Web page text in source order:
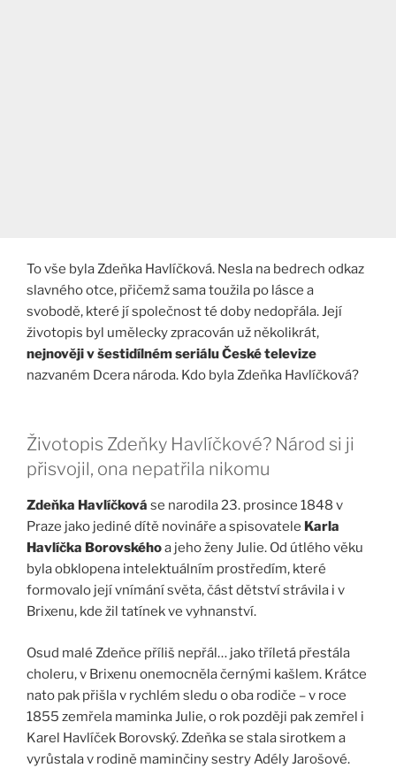
To vše byla Zdeňka Havlíčková. Nesla na bedrech odkaz
slavného otce, přičemž sama toužila po lásce a
svobodě, které jí společnost té doby nedopřála. Její
životopis byl umělecky zpracován už několikrát,
nejnověji v šestidílném seriálu České televize
nazvaném Dcera národa. Kdo byla Zdeňka Havlíčková?
Životopis Zdeňky Havlíčkové? Národ si ji
přisvojil, ona nepatřila nikomu
Zdeňka Havlíčková se narodila 23. prosince 1848 v
Praze jako jediné dítě novináře a spisovatele Karla
Havlíčka Borovskéhoa jeho ženy Julie. Od útlého věku
byla obklopena intelektuálním prostředím, které
formovalo její vnímání světa, část dětství strávila i v
Brixenu, kde žil tatínek ve vyhnanství.
Osud malé Zdeňce příliš nepřál… jako tříletá přestála
choleru, v Brixenu onemocněla černými kašlem. Krátce
nato pak přišla v rychlém sledu o oba rodiče – v roce
1855 zemřela maminka Julie, o rok později pak zemřel i
Karel Havlíček Borovský. Zdeňka se stala sirotkem a
vyrůstala v rodině maminčiny sestry Adély Jarošové.